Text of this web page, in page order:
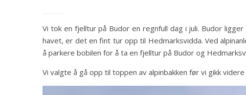
Vi tok en fjelltur på Budor en regnfull dag i juli. Budor
havet, er det en fint tur opp til Hedmarksvidda. Ved
å parkere bobilen for å ta en fjelltur på Budor og
Vi valgte å gå opp til toppen av alpinbakken før vi gikk